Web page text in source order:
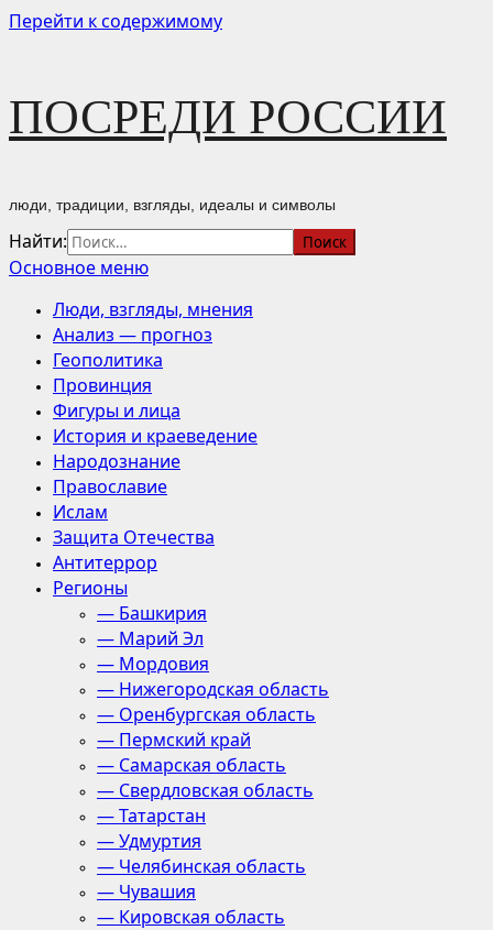
Перейти к содержимому
ПОСРЕДИ РОССИИ
люди, традиции, взгляды, идеалы и символы
Найти:
Основное меню
Люди, взгляды, мнения
Анализ — прогноз
Геополитика
Провинция
Фигуры и лица
История и краеведение
Народознание
Православие
Ислам
Защита Отечества
Антитеррор
Регионы
— Башкирия
— Марий Эл
— Мордовия
— Нижегородская область
— Оренбургская область
— Пермский край
— Самарская область
— Свердловская область
— Татарстан
— Удмуртия
— Челябинская область
— Чувашия
— Кировская область